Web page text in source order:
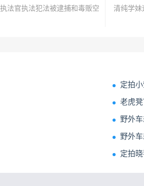
法官执法犯法被逮捕和毒贩空
清纯学妹
定拍
老虎凳
野外
野外
定拍